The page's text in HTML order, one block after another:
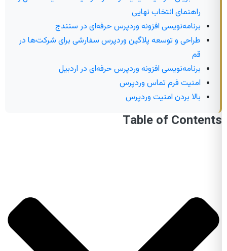
راهنمای انتخاب نهایی
برنامه‌نویسی افزونه وردپرس حرفه‌ای در سنندج
طراحی و توسعه پلاگین وردپرس سفارشی برای شرکت‌ها در
قم
برنامه‌نویسی افزونه وردپرس حرفه‌ای در اردبیل
امنیت فرم تماس وردپرس
بالا بردن امنیت وردپرس
Table of Contents